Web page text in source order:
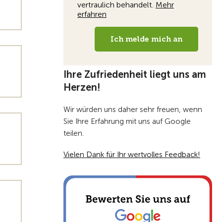
Ihre Zufriedenheit liegt uns am
Herzen!
Wir würden uns daher sehr freuen, wenn
Sie Ihre Erfahrung mit uns auf Google
teilen.
Vielen Dank für Ihr wertvolles Feedback!